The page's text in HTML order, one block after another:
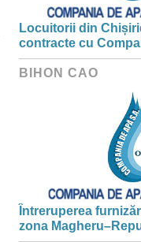
Locuitorii din
contracte cu
BIHON CAO
Întreruperea
zona